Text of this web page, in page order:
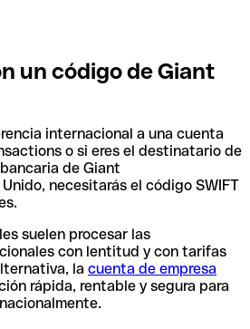
un código de Giant
internacional a una cuenta
o si eres el destinatario de
de Giant
necesitarás el código SWIFT
suelen procesar las
con lentitud y con tarifas
la cuenta de empresa
rápida, rentable y segura para